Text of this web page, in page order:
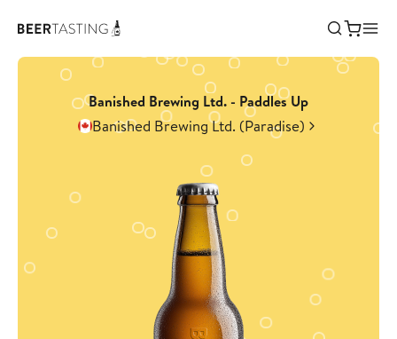
Banished Brewing Ltd. - Paddles Up
Banished Brewing Ltd. (Paradise)